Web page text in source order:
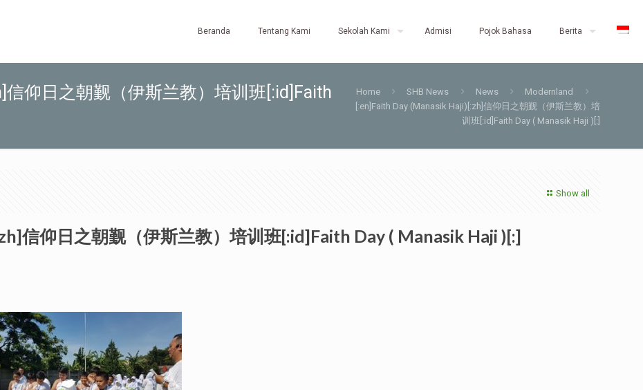
Beranda Tentang Kami Sekolah Kami Admisi Pojok Bahasa Berita
信仰日之朝觐（伊斯兰教）培训班[:id]Faith
Home SHB News News
Modernland
[:en]Faith Day (Manasik Haji)[:zh]信仰日之朝觐（伊斯兰教）培
训班[:id]Faith Day ( Manasik Haji )[:]
Show all
信仰日之朝觐（伊斯兰教）培训班[:id]Faith Day ( Manasik Haji )[:]